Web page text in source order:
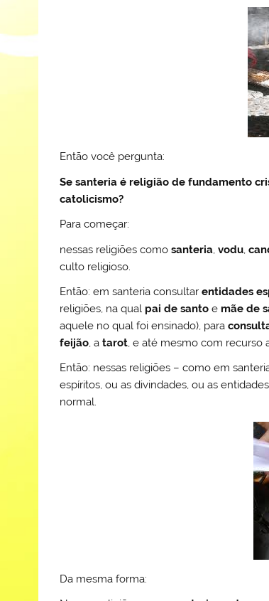
Então você pergunta:
Se santeria é religião de fundamento
catolicismo?
Para começar:
nessas religiões comosanteria ,vodu ,
culto religioso.
Então: em santeria consultarentidades
religiões, na qual pai de santo e mãe de
aquele no qual foi ensinado), para
feijão, atarot, e até mesmo com recurso
Então: nessas religiões – como em
espíritos, ou as divindades, ou as
normal.
Da mesma forma: